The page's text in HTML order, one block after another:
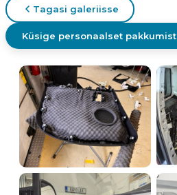
Tagasi galeriisse
Küsige personaalset pakkumist